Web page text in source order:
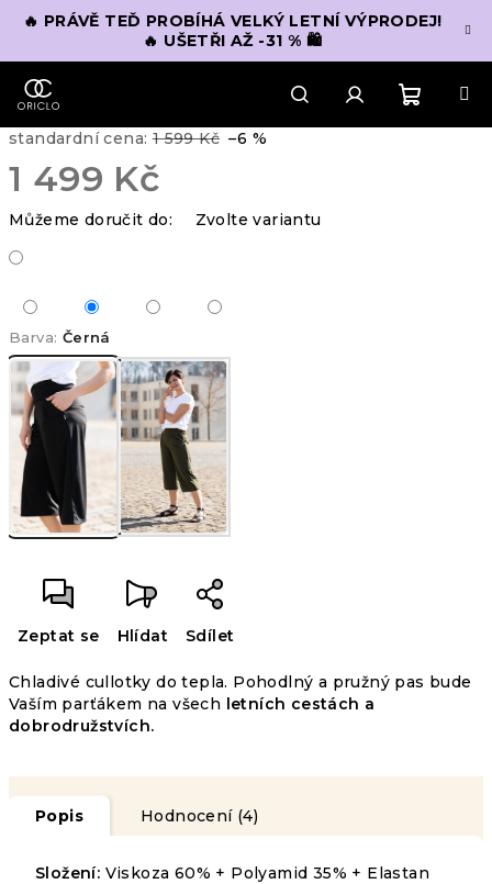
🔥 PRÁVĚ TEĎ PROBÍHÁ VELKÝ LETNÍ VÝPRODEJ!
🔥 UŠETŘI AŽ -31 % 🛍️
HledatPřihlášení
Chladivé cullotky do tepla. Pohodlný a pružný pas bude
Vaším parťákem na všech letních cestách a
dobrodružstvích.
Barva: Černá
standardní cena: 1 599 Kč –6 %
1 499 Kč
Měrná
Můžeme doručit do: Zvolte variantu
Zeptat se Hlídat Sdílet
Popis Hodnocení (4)
Složení: Viskoza 60% + Polyamid 35% + Elastan